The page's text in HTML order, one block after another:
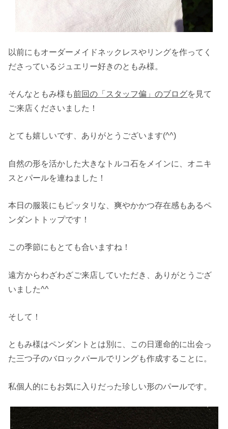
以前にもオーダーメイドネックレスやリングを作ってく
ださっているジュエリー好きのともみ様。
そんなともみ様も前回の「スタッフ偏」のブログを見て
ご来店くださいました！
とても嬉しいです、ありがとうございます(^^)
自然の形を活かした大きなトルコ石をメインに、オニキ
スとパールを連ねました！
本日の服装にもピッタリな、爽やかかつ存在感もあるペ
ンダントトップです！
この季節にもとても合いますね！
遠方からわざわざご来店していただき、ありがとうござ
いました^^
そして！
ともみ様はペンダントとは別に、この日運命的に出会っ
た三つ子のバロックパールでリングも作成することに。
私個人的にもお気に入りだった珍しい形のパールです。